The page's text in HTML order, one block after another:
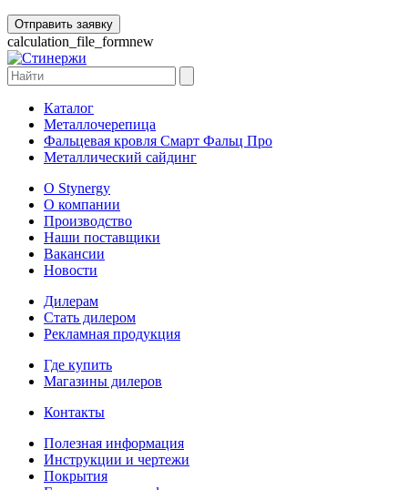
calculation_file_formnew
Каталог
Металлочерепица
Фальцевая кровля Смарт Фальц Про
Металлический сайдинг
О Stynergy
О компании
Производство
Наши поставщики
Вакансии
Новости
Дилерам
Стать дилером
Рекламная продукция
Где купить
Магазины дилеров
Контакты
Полезная информация
Инструкции и чертежи
Покрытия